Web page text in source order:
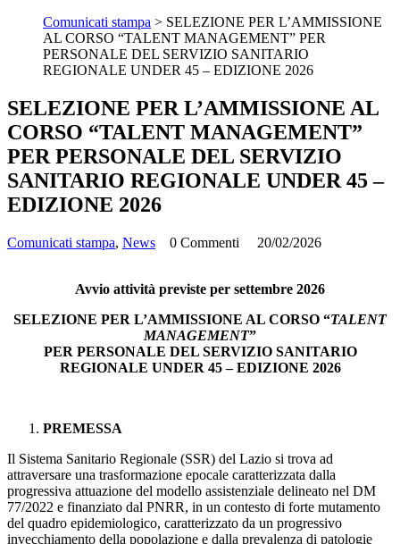
Comunicati stampa > SELEZIONE PER L’AMMISSIONE
AL CORSO “TALENT MANAGEMENT” PER
PERSONALE DEL SERVIZIO SANITARIO
REGIONALE UNDER 45 – EDIZIONE 2026
SELEZIONE PER L’AMMISSIONE AL
CORSO “TALENT MANAGEMENT”
PER PERSONALE DEL SERVIZIO
SANITARIO REGIONALE UNDER 45 –
EDIZIONE 2026
Comunicati stampa, News 0 Commenti 20/02/2026
Avvio attività previste per settembre 2026
SELEZIONE PER L’AMMISSIONE AL CORSO “TALENT
MANAGEMENT”
PER PERSONALE DEL SERVIZIO SANITARIO
REGIONALE UNDER 45 – EDIZIONE 2026
PREMESSA
Il Sistema Sanitario Regionale (SSR) del Lazio si trova ad
attraversare una trasformazione epocale caratterizzata dalla
progressiva attuazione del modello assistenziale delineato nel DM
77/2022 e finanziato dal PNRR, in un contesto di forte mutamento
del quadro epidemiologico, caratterizzato da un progressivo
invecchiamento della popolazione e dalla prevalenza di patologie